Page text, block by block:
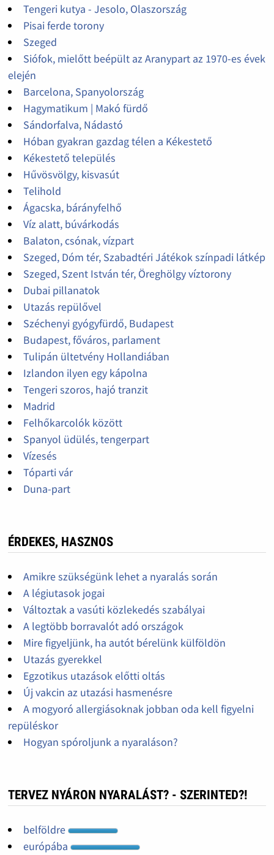
Tengeri kutya - Jesolo, Olaszország
Pisai ferde torony
Szeged
Siófok, mielőtt beépült az Aranypart az 1970-es évek
elején
Barcelona, Spanyolország
Hagymatikum | Makó fürdő
Sándorfalva, Nádastó
Hóban gyakran gazdag télen a Kékestető
Kékestető település
Hűvösvölgy, kisvasút
Telihold
Ágacska, bárányfelhő
Víz alatt, búvárkodás
Balaton, csónak, vízpart
Szeged, Dóm tér, Szabadtéri Játékok színpadi látkép
Szeged, Szent István tér, Öreghölgy víztorony
Dubai pillanatok
Utazás repülővel
Széchenyi gyógyfürdő, Budapest
Budapest, főváros, parlament
Tulipán ültetvény Hollandiában
Izlandon ilyen egy kápolna
Tengeri szoros, hajó tranzit
Madrid
Felhőkarcolók között
Spanyol üdülés, tengerpart
Vízesés
Tóparti vár
Duna-part
ÉRDEKES, HASZNOS
Amikre szükségünk lehet a nyaralás során
A légiutasok jogai
Változtak a vasúti közlekedés szabályai
A legtöbb borravalót adó országok
Mire figyeljünk, ha autót bérelünk külföldön
Utazás gyerekkel
Egzotikus utazások előtti oltás
Új vakcin az utazási hasmenésre
A mogyoró allergiásoknak jobban oda kell figyelni
repüléskor
Hogyan spóroljunk a nyaraláson?
TERVEZ NYÁRON NYARALÁST? - SZERINTED?!
belföldre
európába